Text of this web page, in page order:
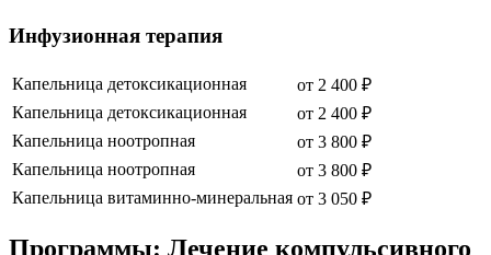
Инфузионная терапия
Капельница детоксикационная от 2 400 ₽
Капельница детоксикационная
от 2 400 ₽
Капельница ноотропная
от 3 800 ₽
Капельница ноотропная
от 3 800 ₽
Капельница витаминно-минеральная от 3 050 ₽
Программы: Лечение компульсивного